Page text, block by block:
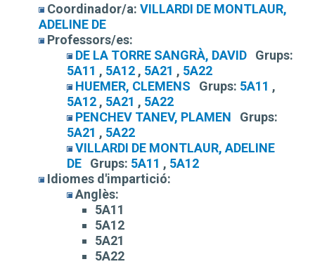
Coordinador/a: VILLARDI DE MONTLAUR,
ADELINE DE
Professors/es:
DE LA TORRE SANGRÀ, DAVID
Grups:
5A11 , 5A12 , 5A21 , 5A22
HUEMER, CLEMENS
Grups: 5A11 ,
5A12 , 5A21 , 5A22
PENCHEV TANEV, PLAMEN
Grups:
5A21 , 5A22
VILLARDI DE MONTLAUR, ADELINE
DE
Grups: 5A11 , 5A12
Idiomes d'impartició:
Anglès:
5A11
5A12
5A21
5A22